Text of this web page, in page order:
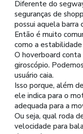
Diferente do
seguranças de
possui aquela barra
Então é muito
como a
O hoverboard conta
giroscópio.
usuário caia.
Isso porque, além
ele indica para o
adequada para a
Ou seja, qual roda
velocidade para